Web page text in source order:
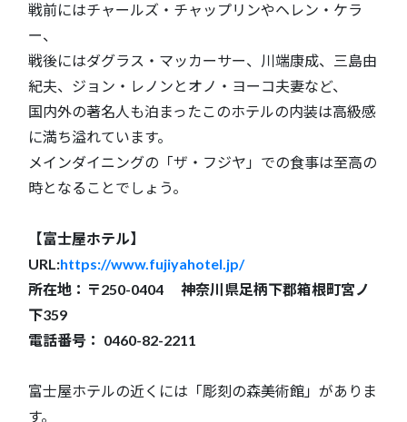
戦前にはチャールズ・チャップリンやヘレン・ケラ
ー、
戦後にはダグラス・マッカーサー、川端康成、三島由
紀夫、ジョン・レノンとオノ・ヨーコ夫妻など、
国内外の著名人も泊まったこのホテルの内装は高級感
に満ち溢れています。
メインダイニングの「ザ・フジヤ」での食事は至高の
時となることでしょう。
【富士屋ホテル】
URL:https://www.fujiyahotel.jp/
所在地：〒250-0404 神奈川県足柄下郡箱根町宮ノ
下359
電話番号： 0460-82-2211
富士屋ホテルの近くには「彫刻の森美術館」がありま
す。